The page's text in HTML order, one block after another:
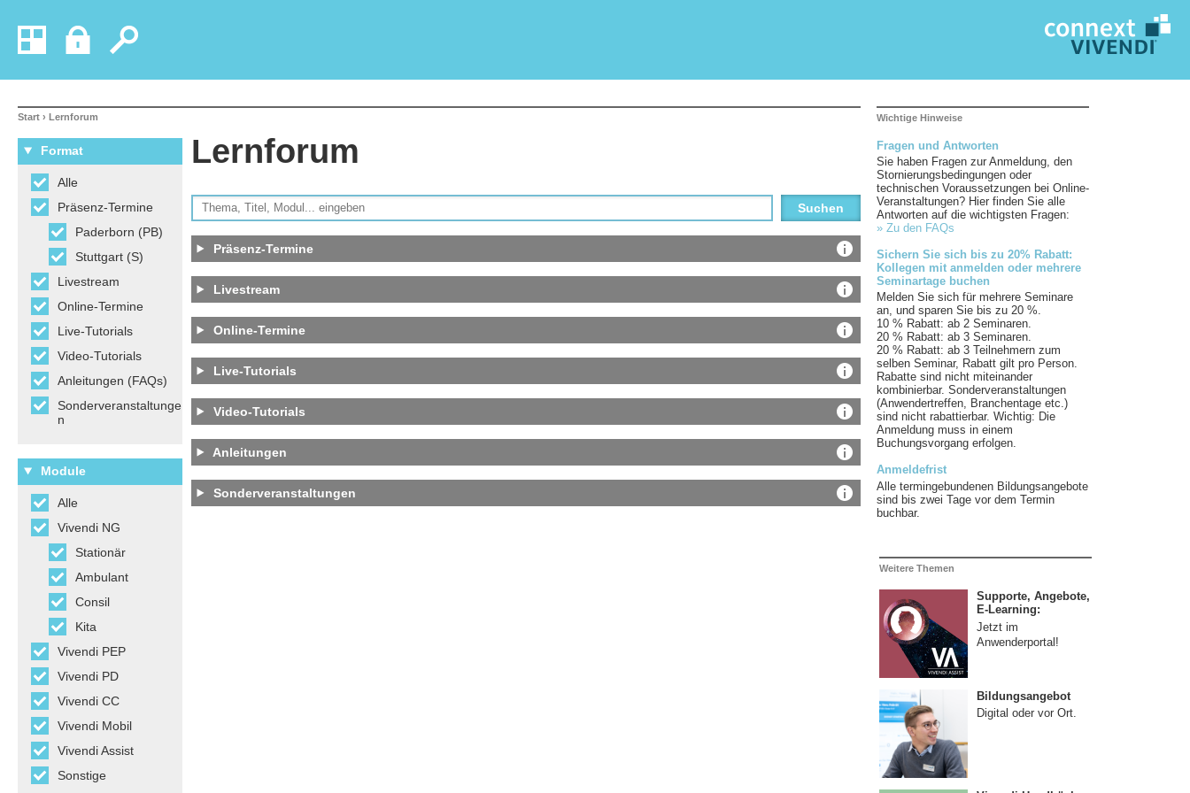
Start › Lernforum
Format
Alle
Präsenz-Termine
Paderborn (PB)
Stuttgart (S)
Livestream
Online-Termine
Live-Tutorials
Video-Tutorials
Anleitungen (FAQs)
Sonderveranstaltunge
n
Module
Alle
Vivendi NG
Stationär
Ambulant
Consil
Kita
Vivendi PEP
Vivendi PD
Vivendi CC
Vivendi Mobil
Vivendi Assist
Sonstige
Lernforum
Präsenz-Termine
Livestream
Online-Termine
Live-Tutorials
Video-Tutorials
Anleitungen
Sonderveranstaltungen
Wichtige Hinweise
Fragen und Antworten
Sie haben Fragen zur Anmeldung, den
Stornierungsbedingungen oder
technischen Voraussetzungen bei Online-
Veranstaltungen? Hier finden Sie alle
Antworten auf die wichtigsten Fragen:
» Zu den FAQs
Sichern Sie sich bis zu 20% Rabatt:
Kollegen mit anmelden oder mehrere
Seminartage buchen
Melden Sie sich für mehrere Seminare
an, und sparen Sie bis zu 20 %.
10 % Rabatt: ab 2 Seminaren.
20 % Rabatt: ab 3 Seminaren.
20 % Rabatt: ab 3 Teilnehmern zum
selben Seminar, Rabatt gilt pro Person.
Rabatte sind nicht miteinander
kombinierbar. Sonderveranstaltungen
(Anwendertreffen, Branchentage etc.)
sind nicht rabattierbar. Wichtig: Die
Anmeldung muss in einem
Buchungsvorgang erfolgen.
Anmeldefrist
Alle termingebundenen Bildungsangebote
sind bis zwei Tage vor dem Termin
buchbar.
Weitere Themen
Supporte, Angebote,
E-Learning:
Jetzt im
Anwenderportal!
Bildungsangebot
Digital oder vor Ort.